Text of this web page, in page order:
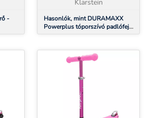
-
Klarstein
Hasonlók, mint DURAMAXX
Powerplus tóporszívó padlófej
kerekek, 4 darab, pótalkatrész